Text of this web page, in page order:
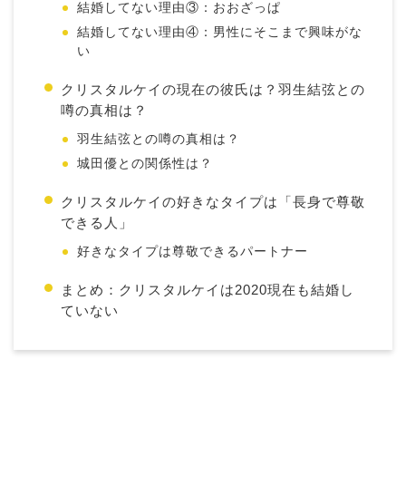
結婚してない理由③：おおざっぱ
結婚してない理由④：男性にそこまで興味がな
い
クリスタルケイの現在の彼氏は？羽生結弦との
噂の真相は？
羽生結弦との噂の真相は？
城田優との関係性は？
クリスタルケイの好きなタイプは「長身で尊敬
できる人」
好きなタイプは尊敬できるパートナー
まとめ：クリスタルケイは2020現在も結婚し
ていない